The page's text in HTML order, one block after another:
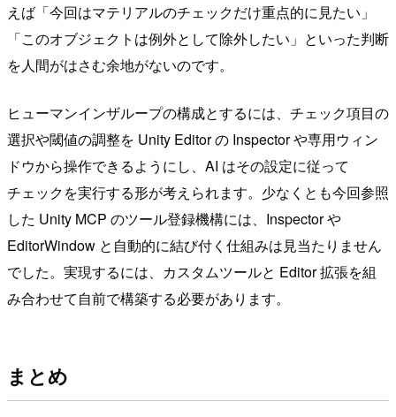
えば「今回はマテリアルのチェックだけ重点的に見たい」
「このオブジェクトは例外として除外したい」といった判断
を人間がはさむ余地がないのです。
ヒューマンインザループの構成とするには、チェック項目の
選択や閾値の調整を Unity Editor の Inspector や専用ウィン
ドウから操作できるようにし、AI はその設定に従って
チェックを実行する形が考えられます。少なくとも今回参照
した Unity MCP のツール登録機構には、Inspector や
EditorWindow と自動的に結び付く仕組みは見当たりません
でした。実現するには、カスタムツールと Editor 拡張を組
み合わせて自前で構築する必要があります。
まとめ